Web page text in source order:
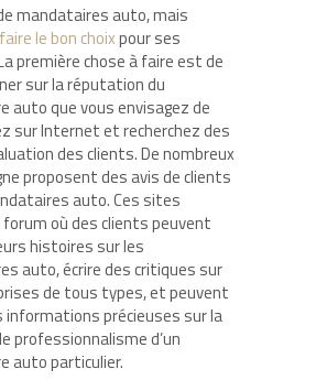
mandataires auto, mais
faire le bon choixpour ses
première chose à faire est de
sur la réputation du
auto que vous envisagez de
sur Internet et recherchez des
des clients. De nombreux
proposent des avis de clients
auto. Ces sites
où des clients peuvent
histoires sur les
auto, écrire des critiques sur
de tous types, et peuvent
informations précieuses sur la
professionnalisme d’un
auto particulier.